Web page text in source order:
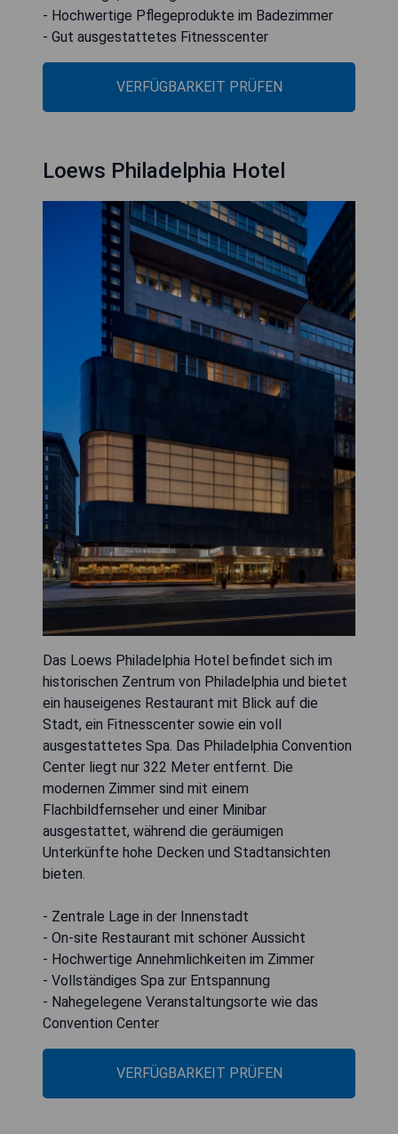
- Hochwertige Pflegeprodukte im Badezimmer
- Gut ausgestattetes Fitnesscenter
VERFÜGBARKEIT PRÜFEN
Loews Philadelphia Hotel
Das Loews Philadelphia Hotel befindet sich im
historischen Zentrum von Philadelphia und bietet
ein hauseigenes Restaurant mit Blick auf die
Stadt, ein Fitnesscenter sowie ein voll
ausgestattetes Spa. Das Philadelphia Convention
Center liegt nur 322 Meter entfernt. Die
modernen Zimmer sind mit einem
Flachbildfernseher und einer Minibar
ausgestattet, während die geräumigen
Unterkünfte hohe Decken und Stadtansichten
bieten.
- Zentrale Lage in der Innenstadt
- On-site Restaurant mit schöner Aussicht
- Hochwertige Annehmlichkeiten im Zimmer
- Vollständiges Spa zur Entspannung
- Nahegelegene Veranstaltungsorte wie das
Convention Center
VERFÜGBARKEIT PRÜFEN